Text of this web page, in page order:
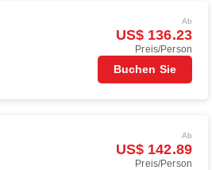
Ab
US$ 136.23
Preis/Person
Buchen Sie
Ab
US$ 142.89
Preis/Person